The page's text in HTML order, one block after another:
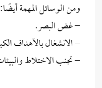
ومن الوسائل المهمة أيضًا:
– غض البصر.
– الانشغال بالأهداف
– تجنب الاختلاط